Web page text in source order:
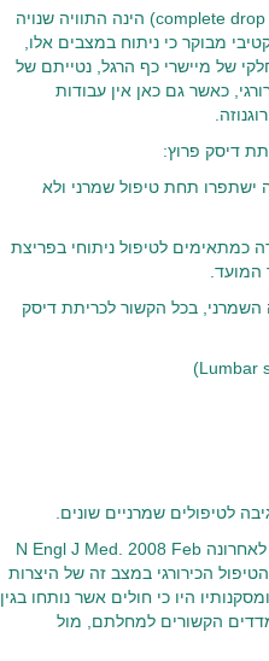
· שיתוק מלא של מיישרי כף הרגל (complete drop foot) הינה התוויה שנויה
מבוקר כי ניתוח במצבים אלו,
של מיישרי כף הרגל, נטייתם של
כאשר גם כאן אין עבודות
דיסק פרוץ:
ישתפרו תחת טיפול שמרני ולא
כמתאימים לטיפול ניתוחי בפריצת
המועד.
השמרני, בכל הקשור לכריתת דיסק
לטיפולים שמרניים שונים.
מחקר פרוספקטיבי מבוקר אשר פורסם לאחרונה N Engl J Med. 2008 Feb
יעילות הטיפול הכירורגי במצב זה של היצרות
היו כי חולים אשר נותחו בגין
הקשורים למחלתם, מול